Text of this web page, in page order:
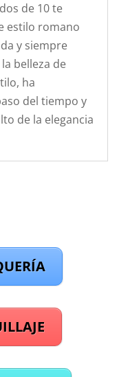
de 10 te
estilo romano
y siempre
belleza de
ha
del tiempo y
de la elegancia